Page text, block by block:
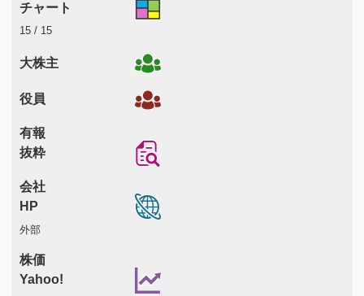
チャート
15 / 15
大株主
役員
有報
抜粋
会社
HP
外部
株価
Yahoo!